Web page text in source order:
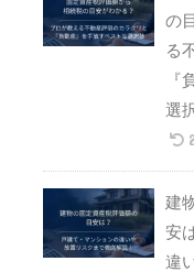
の
る
『
選
建
安
違